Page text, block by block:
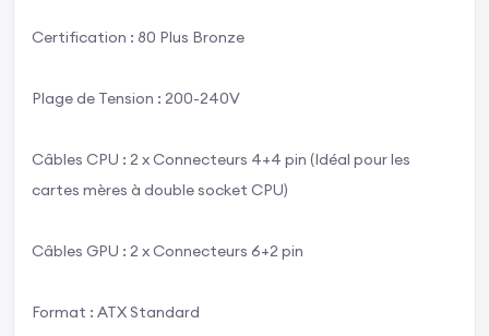
Certification : 80 Plus Bronze
Plage de Tension : 200-240V
Câbles CPU : 2 x Connecteurs 4+4 pin (Idéal pour les
cartes mères à double socket CPU)
Câbles GPU : 2 x Connecteurs 6+2 pin
Format : ATX Standard